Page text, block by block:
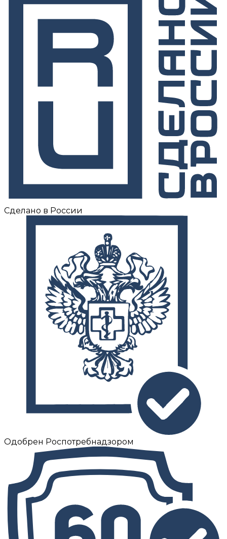
Сделано в России
Одобрен Роспотребнадзором